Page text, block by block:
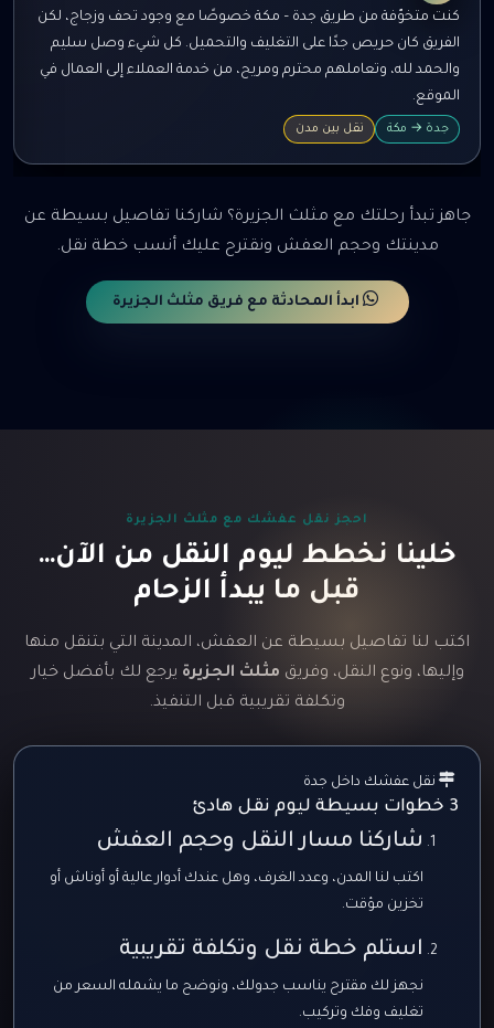
كنت متخوّفة من طريق جدة – مكة خصوصًا مع وجود تحف وزجاج، لكن
الفريق كان حريص جدًا على التغليف والتحميل. كل شيء وصل سليم
والحمد لله، وتعاملهم محترم ومريح، من خدمة العملاء إلى العمال في
الموقع.
جدة → مكة نقل بين مدن
جاهز تبدأ رحلتك مع مثلث الجزيرة؟ شاركنا تفاصيل بسيطة عن
مدينتك وحجم العفش ونقترح عليك أنسب خطة نقل.
ابدأ المحادثة مع فريق مثلث الجزيرة
احجز نقل عفشك مع مثلث الجزيرة
خلينا نخطط ليوم النقل من الآن…
قبل ما يبدأ الزحام
اكتب لنا تفاصيل بسيطة عن العفش، المدينة التي بتنقل منها
وإليها، ونوع النقل، وفريق مثلث الجزيرة يرجع لك بأفضل خيار
وتكلفة تقريبية قبل التنفيذ.
نقل عفشك داخل جدة
3 خطوات بسيطة ليوم نقل هادئ
شاركنا مسار النقل وحجم العفش
اكتب لنا المدن، وعدد الغرف، وهل عندك أدوار عالية أو أوناش أو
تخزين مؤقت.
استلم خطة نقل وتكلفة تقريبية
نجهز لك مقترح يناسب جدولك، ونوضح ما يشمله السعر من
تغليف وفك وتركيب.